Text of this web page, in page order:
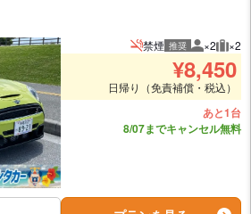
禁煙 推奨 推奨人数
×2 推
×2
¥8,450
日帰り（免責補償・税込）
あと1台
8/07までキャンセル無料